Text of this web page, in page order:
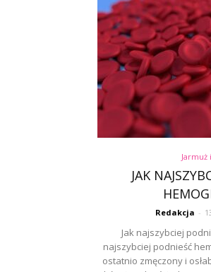
Jarmuż
JAK
Redakcja -
Jak najszybciej
najszybciej podnieść
ostatnio zmęczony i